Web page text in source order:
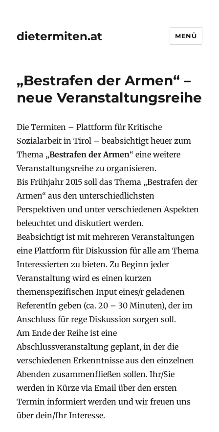
dietermiten.at MENÜ
„Bestrafen der Armen“ –
neue Veranstaltungsreihe
Die Termiten – Plattform für Kritische
Sozialarbeit in Tirol – beabsichtigt heuer zum
Thema „Bestrafen der Armen“ eine weitere
Veranstaltungsreihe zu organisieren.
Bis Frühjahr 2015 soll das Thema „Bestrafen der
Armen“ aus den unterschiedlichsten
Perspektiven und unter verschiedenen Aspekten
beleuchtet und diskutiert werden.
Beabsichtigt ist mit mehreren Veranstaltungen
eine Plattform für Diskussion für alle am Thema
Interessierten zu bieten. Zu Beginn jeder
Veranstaltung wird es einen kurzen
themenspezifischen Input eines/r geladenen
ReferentIn geben (ca. 20 – 30 Minuten), der im
Anschluss für rege Diskussion sorgen soll.
Am Ende der Reihe ist eine
Abschlussveranstaltung geplant, in der die
verschiedenen Erkenntnisse aus den einzelnen
Abenden zusammenfließen sollen. Ihr/Sie
werden in Kürze via Email über den ersten
Termin informiert werden und wir freuen uns
über dein/Ihr Interesse.